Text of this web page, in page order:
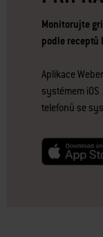
Monitorujte
podle receptů
Aplikace
systémem
telefonů se